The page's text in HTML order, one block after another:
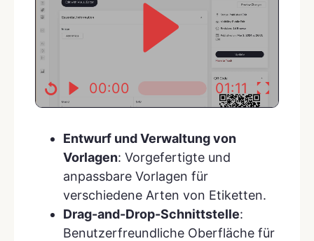
00:00 01:11
Entwurf und Verwaltung von
Vorlagen: Vorgefertigte und
anpassbare Vorlagen für
verschiedene Arten von Etiketten.
Drag-and-Drop-Schnittstelle:
Benutzerfreundliche Oberfläche für